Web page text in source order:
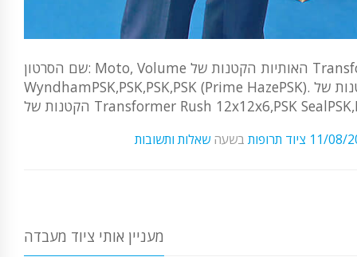
שם הסרטון: Moto, Volume האותיות הקטנות של Transforming Rush Deluxe בסביבה הקרובה של
WyndhamPSK,PSK,PSK,PSK (Prime HazePSK). האותיות הקטנות של Wyndham Seal Lodge - Volume 10PSK האותיות
11/08/ ציוד תרופות בשעהשאלות ותשובות
מעניין אותי ציוד מעבדה